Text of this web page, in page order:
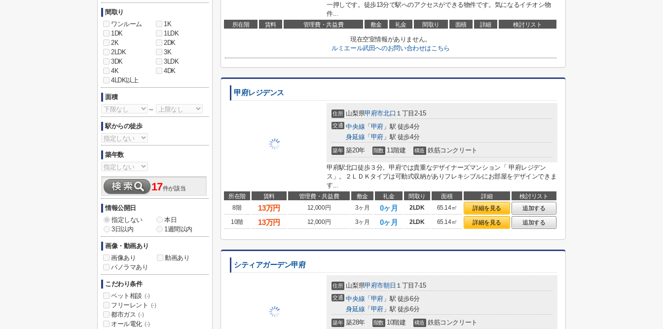
一押しです。徒歩13分で駅へのアクセスができる物件です。気になるイチオシ物
件...
所在階 賃料 管理費・共益費 敷金 礼金 間取り 面積 詳細 検討リスト
現在空室情報がありません。
ルミエール武田へのお問い合わせはこちら
甲府レジデンス
住所 山梨県甲府市北口 １丁目2-15
交通 中央線 「 甲府 」駅 徒歩4分
身延線 「 甲府 」駅 徒歩4分
築年 築20年 階数 11階建 構造 鉄筋コンクリート
甲府駅北口徒歩３分。甲府では貴重なデザイナーズマンション「 甲府レジデン
ス」。２ＬＤＫタイプは可動式収納がありフレキシブルにお部屋をデザインできま
す...
所在階 賃料 管理費・共益費 敷金 礼金 間取り 面積 詳細
検討リスト
8階
13万円 12,000円 3ヶ月 0ヶ月 2LDK 65.14㎡ 詳細を見る
追加する
10階
13万円 12,000円 3ヶ月 0ヶ月 2LDK 65.14㎡ 詳細を見る 追加する
シティアガーデン甲府
住所 山梨県甲府市朝日 １丁目7-15
交通 中央線 「 甲府 」駅 徒歩6分
身延線 「 甲府 」駅 徒歩6分
築年 築28年 階数 10階建 構造 鉄筋コンクリート
間取り
ワンルーム
1K
1DK
1LDK
2K
2DK
2LDK
3K
3DK
3LDK
4K
4DK
4LDK以上
面積
～
駅からの徒歩
築年数
17件が該当
情報公開日
指定しない
本日
3日以内
1週間以内
画像・動画あり
画像あり
動画あり
パノラマあり
こだわり条件
ペット相談 (-)
フリーレント (-)
都市ガス (-)
オール電化 (-)